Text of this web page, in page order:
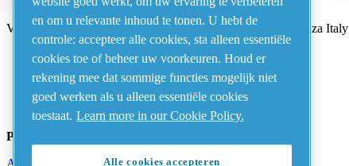
Via Selva Maiolo, 5/7 - 36075, Montecchio Maggiore, Vicenza Italy
Contact us
Piping Systems - click to see details
en om u relevante inhoud te tonen. U hebt de
controle: accepteer alle cookies, sta alleen essentiële
cookies toe of beheer uw voorkeuren. Houd er
rekening mee dat sommige functies mogelijk niet
goed werken als u alleen essentiële cookies
toestaat. Learn more in our Cookie Policy.
Alle cookies accepteren